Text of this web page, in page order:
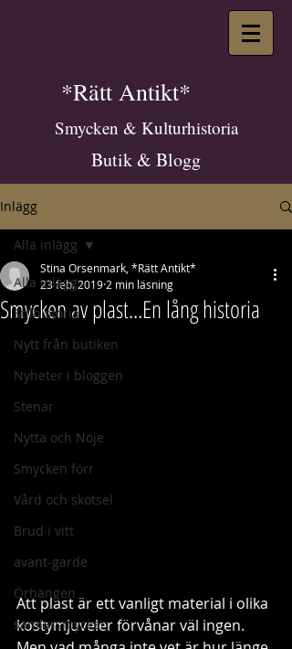
*Rätt Antikt*
Smycken & Kulturhistoria
Butik & Blogg
Inlägg
Alla inlägg
Stilhistoria
Nytt från butiken
Nyheter i bloggen
Stenar
Nytta och Nöje
Smycken förr
Vård och skötsel
Brud i vitt
avant-garde
Örhängen
samlarsmycken
Alla inlägg
Smycken av plast...En lång historia
Stina Orsenmark, *Rätt Antikt*
23 feb. 2019 2 min läsning
Att plast är ett vanligt material i olika
kostymjuveler förvånar väl ingen.